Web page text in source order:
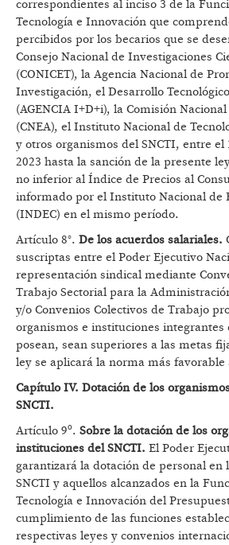
correspondientes al inciso 3 de la
Tecnología e Innovación que
percibidos por los becarios que se
Consejo Nacional de Investigaciones
(CONICET), la Agencia Nacional de
Investigación, el Desarrollo
(AGENCIA I+D+i), la Comisión
(CNEA), el Instituto Nacional de
y otros organismos del SNCTI, entre
2023 hasta la sanción de la presente
no inferior al Índice de Precios al
informado por el Instituto Nacional de
(INDEC) en el mismo período.
Artículo 8°. De los acuerdos salariales.
suscriptas entre el Poder Ejecutivo
representación sindical mediante
Trabajo Sectorial para la
y/o Convenios Colectivos de Trabajo
organismos e instituciones integrantes
posean, sean superiores a las metas
ley se aplicará la norma más favorable
Capítulo IV. Dotación de los
SNCTI.
Artículo 9º. Sobre la dotación de los
instituciones del SNCTI. El Poder
garantizará la dotación de personal en
SNCTI y aquellos alcanzados en la
Tecnología e Innovación del
cumplimiento de las funciones
respectivas leyes y convenios